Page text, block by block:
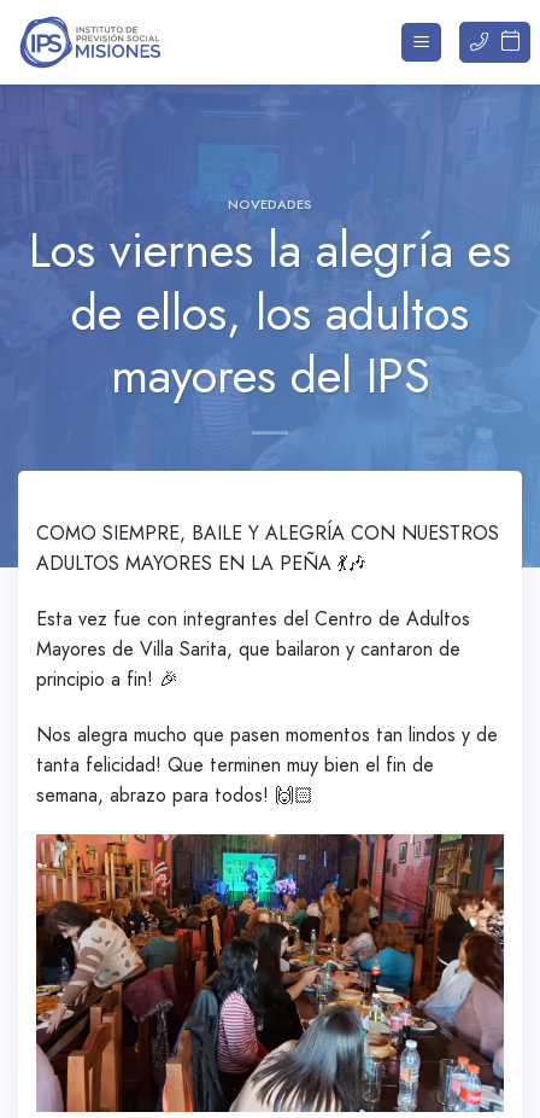
Saltar
contenido
NOVEDADES
Los viernes la alegría es
de ellos, los adultos
mayores del IPS
COMO SIEMPRE, BAILE Y ALEGRÍA CON NUESTROS
ADULTOS MAYORES EN LA PEÑA 💃🎶
Esta vez fue con integrantes del Centro de Adultos
Mayores de Villa Sarita, que bailaron y cantaron de
principio a fin! 🎉
Nos alegra mucho que pasen momentos tan lindos y de
tanta felicidad! Que terminen muy bien el fin de
semana, abrazo para todos! 🙌🏻